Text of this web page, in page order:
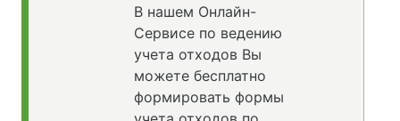
В нашем Онлайн-
Сервисе по ведению
учета отходов Вы
можете бесплатно
формировать формы